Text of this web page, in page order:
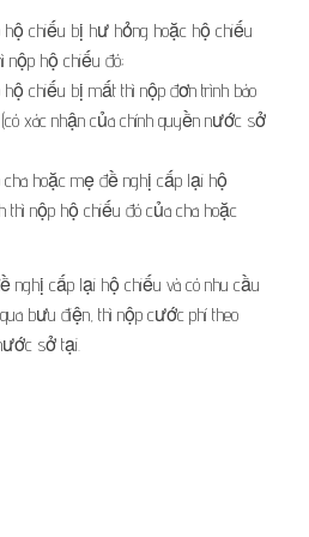
chiếu bị hư hỏng hoặc hộ chiếu
nộp hộ chiếu đó;
chiếu bị mất thì nộp đơn trình báo
xác nhận của chính quyền nước sở
hoặc mẹ đề nghị cấp lại hộ
thì nộp hộ chiếu đó của cha hoặc
nghị cấp lại hộ chiếu và có nhu cầu
bưu điện, thì nộp cước phí theo
sở tại.